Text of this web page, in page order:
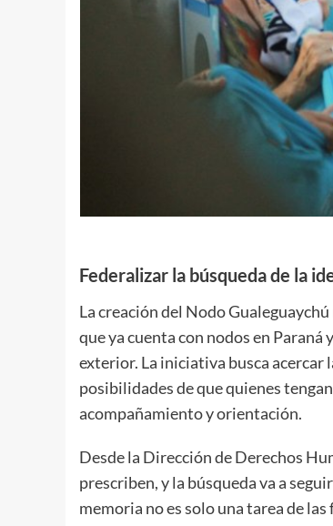
Federalizar la búsqueda de la
La creación del Nodo
que ya cuenta con nodos en
exterior. La iniciativa busca
posibilidades de que quienes
acompañamiento y orientación.
Desde la Dirección de Derechos
prescriben, y la búsqueda va a
memoria no es solo una tarea de